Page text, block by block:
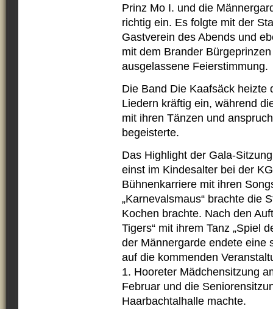
Prinz Mo I. und die
richtig ein. Es folgte mit der
Gastverein des Abends und
mit dem Brander
ausgelassene Feierstimmung.
Die Band Die Kaafsäck heizte
Liedern kräftig ein, während
mit ihren Tänzen und
begeisterte.
Das Highlight der Gala-
einst im Kindesalter bei der
Bühnenkarriere mit ihren
„Karnevalsmaus“ brachte die
Kochen brachte. Nach den
Tigers“ mit ihrem Tanz „Spiel
der Männergarde endete eine
auf die kommenden
1. Hooreter Mädchensitzung
Februar und die
Haarbachtalhalle machte.